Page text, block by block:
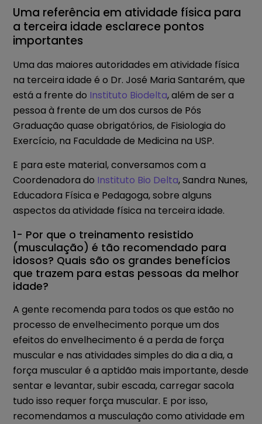
Uma referência em atividade física para
a terceira idade esclarece pontos
importantes
Uma das maiores autoridades em atividade física
na terceira idade é o Dr. José Maria Santarém, que
está a frente do Instituto Biodelta, além de ser a
pessoa à frente de um dos cursos de Pós
Graduação quase obrigatórios, de Fisiologia do
Exercício, na Faculdade de Medicina na USP.
E para este material, conversamos com a
Coordenadora do Instituto Bio Delta, Sandra Nunes,
Educadora Física e Pedagoga, sobre alguns
aspectos da atividade física na terceira idade.
1- Por que o treinamento resistido
(musculação) é tão recomendado para
idosos? Quais são os grandes benefícios
que trazem para estas pessoas da melhor
idade?
A gente recomenda para todos os que estão no
processo de envelhecimento porque um dos
efeitos do envelhecimento é a perda de força
muscular e nas atividades simples do dia a dia, a
força muscular é a aptidão mais importante, desde
sentar e levantar, subir escada, carregar sacola
tudo isso requer força muscular. E por isso,
recomendamos a musculação como atividade em